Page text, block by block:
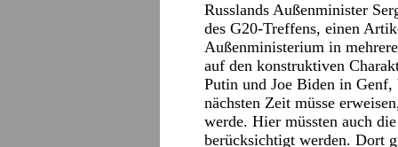
Russlands Außenminister
des G20-Treffens, einen
Außenministerium in
auf den konstruktiven
Putin und Joe Biden in
nächsten Zeit müsse
werde. Hier müssten auch
berücksichtigt werden. Dort